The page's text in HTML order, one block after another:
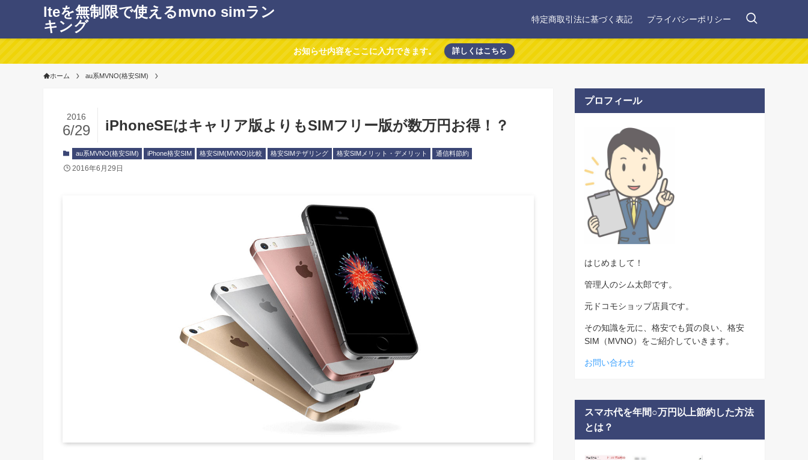
lteを無制限で使えるmvno simラン
キング
特定商取引法に基づく表記 プライバシーポリシー
お知らせ内容をここに入力できます。 詳しくはこちら
ホーム au系MVNO(格安SIM)
iPhoneSEはキャリア版よりもSIMフリー版が数万円お得！？
2016
6/29
au系MVNO(格安SIM) iPhone格安SIM 格安SIM(MVNO)比較 格安SIMテザリング 格安SIMメリット・デメリット 通信料節約
2016年6月29日
プロフィール
はじめまして！
管理人のシム太郎です。
元ドコモショップ店員です。
その知識を元に、格安でも質の良い、格安
SIM（MVNO）をご紹介していきます。
お問い合わせ
スマホ代を年間○万円以上節約した方法
とは？